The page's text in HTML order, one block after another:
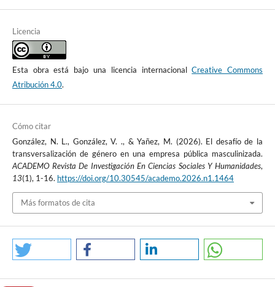
Licencia
Esta obra está bajo una licencia internacionalCreative Commons
Atribución 4.0.
Cómo citar
González, N. L., González, V. ., & Yañez, M. (2026). El desafío de la
transversalización de género en una empresa pública masculinizada.
ACADEMO Revista De Investigación En Ciencias Sociales Y Humanidades,
13(1), 1-16. https://doi.org/10.30545/academo.2026.n1.1464
Más formatos de cita